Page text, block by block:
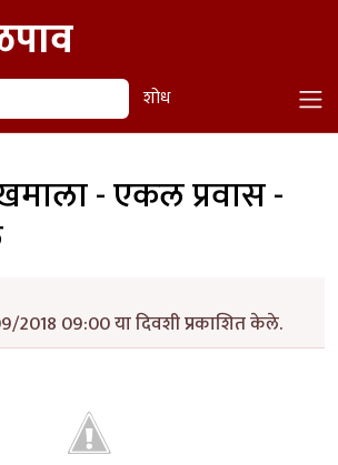
शोध
- एकल प्रवास -
2018 09:00 या दिवशी प्रकाशित केले.